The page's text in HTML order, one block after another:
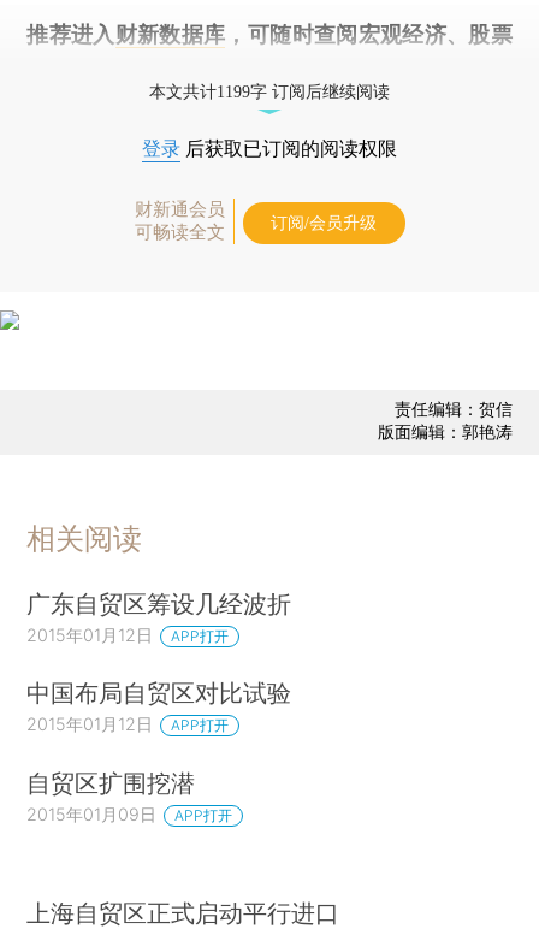
推荐进入 财新数据库 ，可随时查阅宏观经济、股票
本文共计1199字 订阅后继续阅读
登录 后获取已订阅的阅读权限
财新通会员
可畅读全文
订阅/会员升级
责任编辑：贺信
版面编辑：郭艳涛
相关阅读
广东自贸区筹设几经波折
2015年01月12日 APP打开
中国布局自贸区对比试验
2015年01月12日 APP打开
自贸区扩围挖潜
2015年01月09日 APP打开
上海自贸区正式启动平行进口